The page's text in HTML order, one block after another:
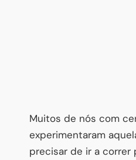
Muitos de nós com
experimentaram
precisar de ir a correr